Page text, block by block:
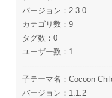
バージョン：2.3.0
カテゴリ数：9
タグ数：0
ユーザー数：1
子テーマ名：Cocoon
バージョン：1.1.2